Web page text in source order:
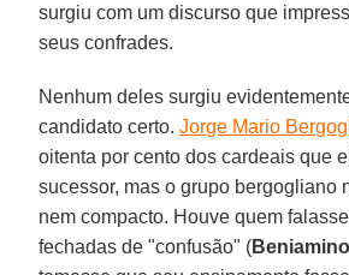
surgiu com um discurso que
seus confrades.
Nenhum deles surgiu
candidato certo.Jorge Mario
oitenta por cento dos cardeais que
sucessor, mas o grupo bergogliano
nem compacto. Houve quem
fechadas de "confusão" (